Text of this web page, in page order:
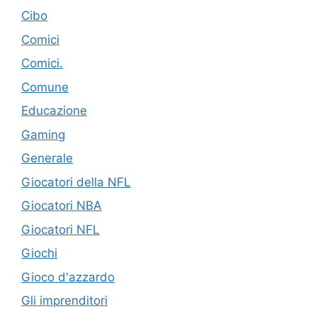
Cibo
Comici
Comici.
Comune
Educazione
Gaming
Generale
Giocatori della NFL
Giocatori NBA
Giocatori NFL
Giochi
Gioco d'azzardo
Gli imprenditori